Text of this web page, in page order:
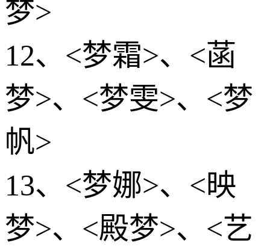
梦>
12、<梦霜>、<菡
梦>、<梦雯>、<梦
帆>
13、<梦娜>、<映
梦>、<殿梦>、<艺